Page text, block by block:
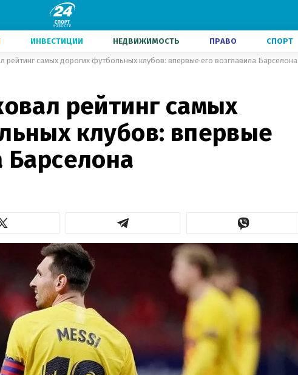
ИНВЕСТИЦИИ НЕДВИЖИМОСТЬ ПРАВО СПОРТ
рейтинг самых дорогих футбольных клубов: впервые его возглавила Барселона
рейтинг самых
клубов: впервые
Барселона